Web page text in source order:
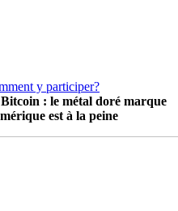
: le métal doré marque
est à la peine